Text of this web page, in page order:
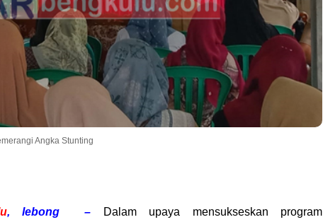
Angka Stunting
, lebong – Dalam upaya mensukseskan program